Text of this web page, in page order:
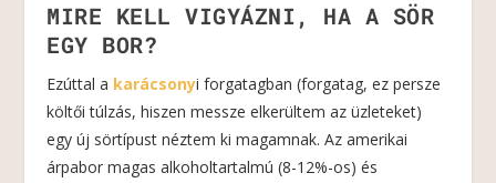
MIRE KELL VIGYÁZNI, HA A SÖR
EGY BOR?
Ezúttal a karácsonyi forgatagban (forgatag, ez persze
költői túlzás, hiszen messze elkerültem az üzleteket)
egy új sörtípust néztem ki magamnak. Az amerikai
árpabor magas alkoholtartalmú (8-12%-os) és